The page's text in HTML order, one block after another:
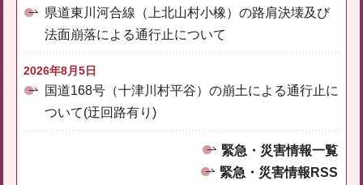
県道東川河合線（上北山村小橡）の路肩決壊及び
法面崩落による通行止について
2026年8月5日
国道168号（十津川村平谷）の崩土による通行止に
ついて(迂回路有り)
緊急・災害情報一覧
緊急・災害情報RSS